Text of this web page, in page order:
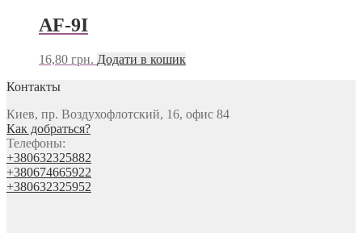
AF-9I
16,80 грн. Додати в кошик
Контакты
Киев, пр. Воздухофлотский, 16, офис 84
Как добраться?
Телефоны:
+380632325882
+380674665922
+380632325952